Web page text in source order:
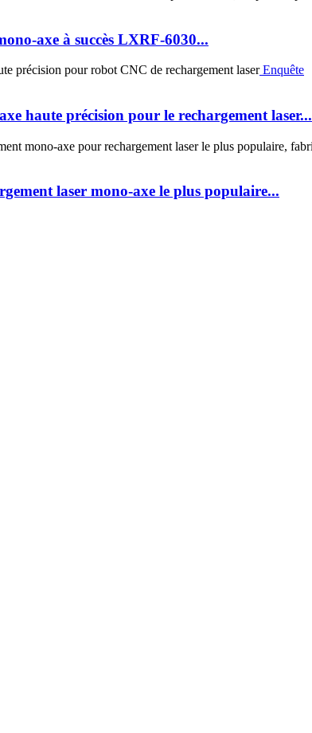
axe à succès LXRF-6030...
Enquête
haute précision pour le rechargement laser...
laser mono-axe le plus populaire...